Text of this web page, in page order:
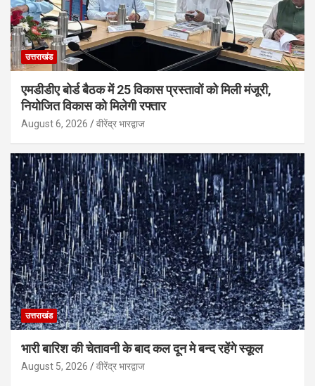
उत्तराखंड
एमडीडीए बोर्ड बैठक में 25 विकास प्रस्तावों को मिली मंजूरी,
नियोजित विकास को मिलेगी रफ्तार
August 6, 2026 वीरेंद्र भारद्वाज
उत्तराखंड
भारी बारिश की चेतावनी के बाद कल दून मे बन्द रहेंगे स्कूल
August 5, 2026 वीरेंद्र भारद्वाज